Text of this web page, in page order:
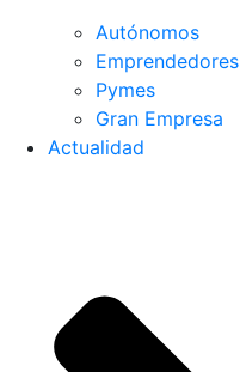
Autónomos
Emprendedores
Pymes
Gran Empresa
Actualidad